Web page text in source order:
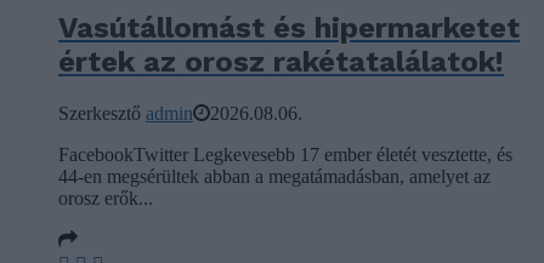
Vasútállomást és hipermarketet
értek az orosz rakétatalálatok!
Szerkesztő admin
2026.08.06.
FacebookTwitter Legkevesebb 17 ember életét vesztette, és
44-en megsérültek abban a megatámadásban, amelyet az
orosz erők...